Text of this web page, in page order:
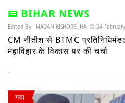
BIHAR NEWS
Edited By: MADAN KISHORE JHA, 24
CM नीतीश से BTMC
महाविहार के विकास पर की चर्चा
गया